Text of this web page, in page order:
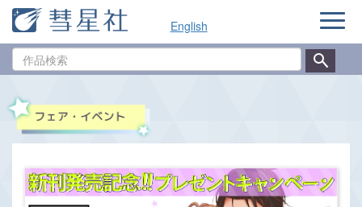
English
品
ナ
ゲ